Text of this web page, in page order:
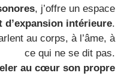
, j’offre un espace
d’expansion intérieure.
au corps, à l’âme, à
ce qui ne se dit pas.
au cœur son propre